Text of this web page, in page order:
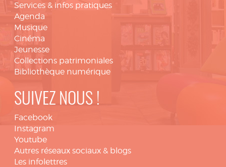
Services & infos pratiques
Agenda
Musique
Cinéma
Jeunesse
Collections patrimoniales
Bibliothèque numérique
SUIVEZ NOUS !
Facebook
Instagram
Youtube
Autres réseaux sociaux & blogs
Les infolettres